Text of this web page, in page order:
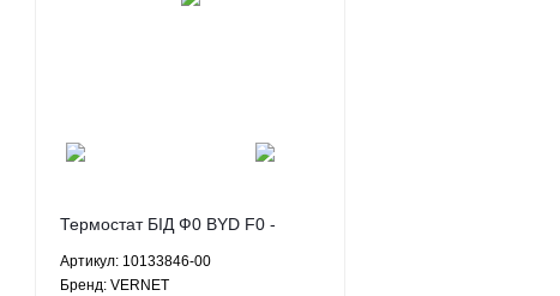
Термостат БІД Ф0 BYD F0 -
Артикул: 10133846-00
Брeнд: VERNET